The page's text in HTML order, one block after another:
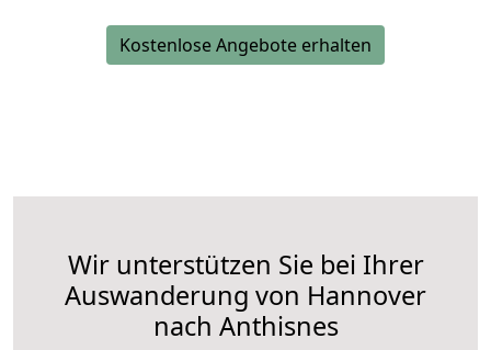
Kostenlose Angebote erhalten
Wir unterstützen Sie bei Ihrer
Auswanderung von Hannover
nach Anthisnes